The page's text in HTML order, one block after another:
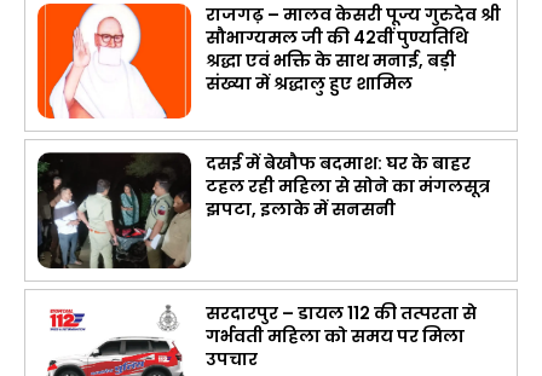
राजगढ़ – मालव केसरी पूज्य गुरुदेव श्री
सौभाग्यमल जी की 42वीं पुण्यतिथि
श्रद्धा एवं भक्ति के साथ मनाई, बड़ी
संख्या में श्रद्धालु हुए शामिल
दसई में बेखौफ बदमाश: घर के बाहर
टहल रही महिला से सोने का मंगलसूत्र
झपटा, इलाके में सनसनी
सरदारपुर – डायल 112 की तत्परता से
गर्भवती महिला को समय पर मिला
उपचार